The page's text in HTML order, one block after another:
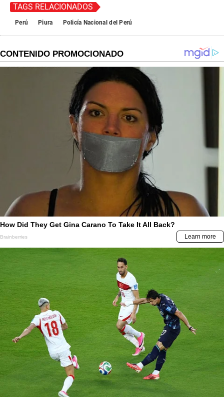
TAGS RELACIONADOS
Perú Piura Policía Nacional del Perú